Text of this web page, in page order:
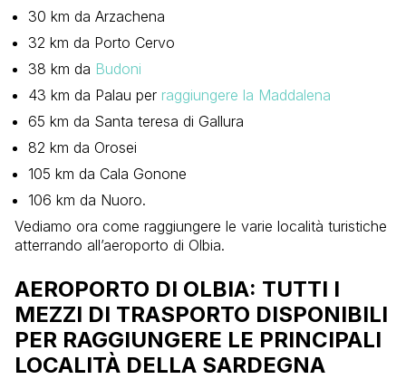
30 km da Arzachena
32 km da Porto Cervo
38 km da Budoni
43 km da Palau per raggiungere la Maddalena
65 km da Santa teresa di Gallura
82 km da Orosei
105 km da Cala Gonone
106 km da Nuoro.
Vediamo ora come raggiungere le varie località turistiche
atterrando all’aeroporto di Olbia.
AEROPORTO DI OLBIA: TUTTI I
MEZZI DI TRASPORTO DISPONIBILI
PER RAGGIUNGERE LE PRINCIPALI
LOCALITÀ DELLA SARDEGNA